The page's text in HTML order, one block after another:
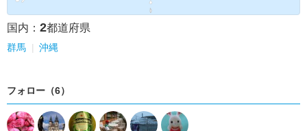
国内： 2都道府県
群馬 沖縄
フォロー（6）